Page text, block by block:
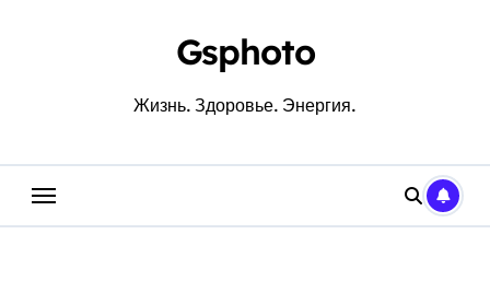
Gsphoto
Жизнь. Здоровье. Энергия.